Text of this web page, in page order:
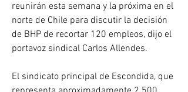
reunirán esta semana y la próxima en el
norte de Chile para discutir la decisión
de BHP de recortar 120 empleos, dijo el
portavoz sindical Carlos Allendes.
El sindicato principal de Escondida, que